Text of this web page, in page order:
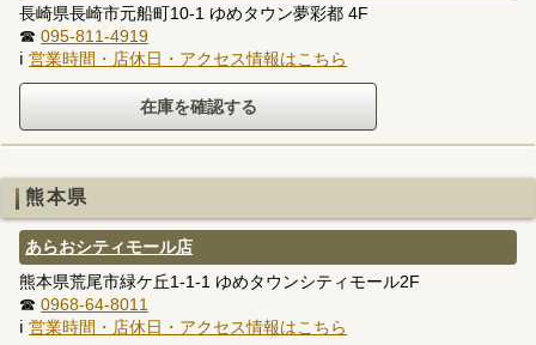
長崎県長崎市元船町10-1 ゆめタウン夢彩都 4F
☎ 095-811-4919
ℹ 営業時間・店休日・アクセス情報はこちら
熊本県
あらおシティモール店
熊本県荒尾市緑ケ丘1-1-1 ゆめタウンシティモール2F
☎ 0968-64-8011
ℹ 営業時間・店休日・アクセス情報はこちら